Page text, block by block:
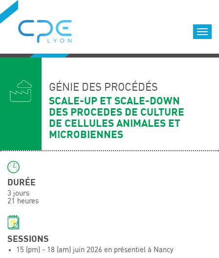
Formations qualifiantes
Formations diplômantes
Infos pratiques
Déroulement des formations
Symposium on Chain Transfer Catalysis for
sustainability – September 15 and 16, 2026
GÉNIE DES PROCÉDÉS
SCALE-UP ET SCALE-DOWN
DES PROCEDES DE CULTURE
DE CELLULES ANIMALES ET
MICROBIENNES
DURÉE
3 jours
21 heures
SESSIONS
15 (pm) - 18 (am) juin 2026 en présentiel à Nancy
Cookies management panel